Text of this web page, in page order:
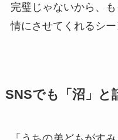
完璧じゃないから、
情にさせてくれるシー
SNSでも「沼」と